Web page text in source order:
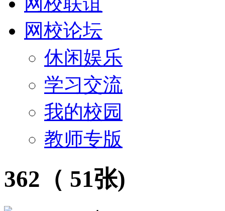
网校论坛
休闲娱乐
学习交流
我的校园
教师专版
362（ 51张)